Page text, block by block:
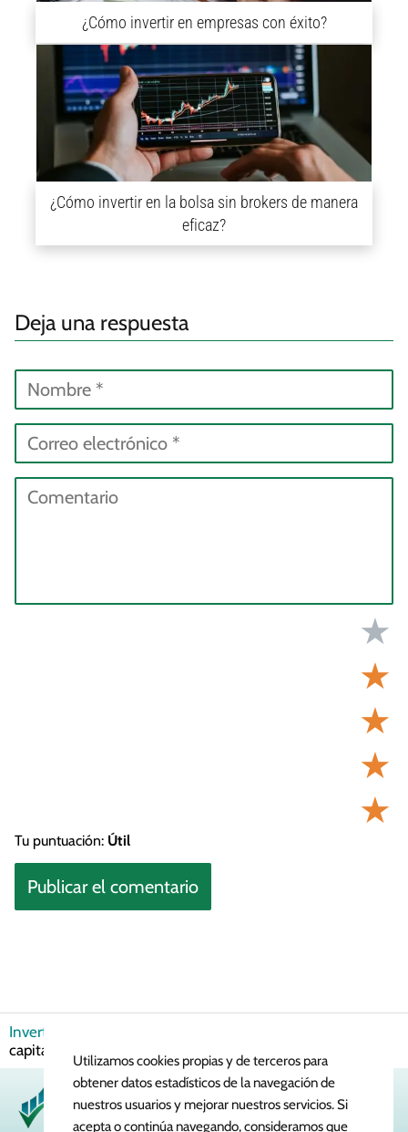
¿Cómo invertir en empresas con éxito?
¿Cómo invertir en la bolsa sin brokers de manera
eficaz?
Deja una respuesta
★
★
★
★
★
Tu puntuación: Útil
Invertir en Bolsa
capital y cómo funciona?
Utilizamos cookies propias y de terceros para
obtener datos estadísticos de la navegación de
nuestros usuarios y mejorar nuestros servicios. Si
acepta o continúa navegando, consideramos que